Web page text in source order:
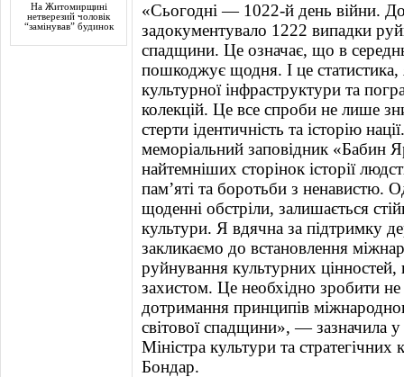
На Житомирщині
нетверезий чоловік
“замінував” будинок
«Сьогодні — 1022-й день війни.
задокументувало 1222 випадки
спадщини. Це означає, що в
пошкоджує щодня. І це
культурної інфраструктури та
колекцій. Це все спроби не лише
стерти ідентичність та історію
меморіальний заповідник «Бабин
найтемніших сторінок історії
пам’яті та боротьби з ненавистю.
щоденні обстріли, залишається
культури. Я вдячна за підтримку
закликаємо до встановлення
руйнування культурних
захистом. Це необхідно зробити
дотримання принципів
світової спадщини», — зазначила
Міністра культури та стратегічних
Бондар.